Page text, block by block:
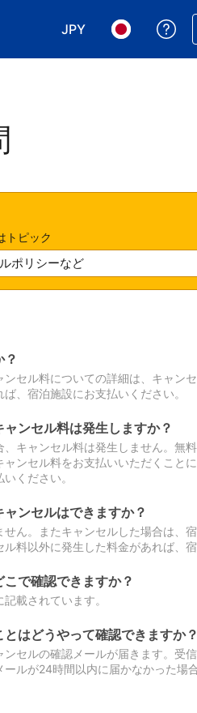
JPY
表示通貨を選択. 現在
言語を選択.
トピック
セル料についての詳細は、キャン
、宿泊施設にお支払いください。
ンセル料は発生しますか？
キャンセル料は発生しません。無
ンセル料をお支払いいただくこと
ください。
ンセルはできますか？
ん。またキャンセルした場合は、
料以外に発生した料金があれば、
で確認できますか？
載されています。
はどうやって確認できますか？
セルの確認メールが届きます。受
ルが24時間以内に届かなかった場